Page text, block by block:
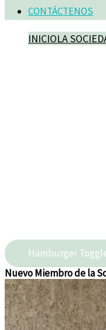
CONTÁCTENOS
INICIOLA
Hamburger
Nuevo Miembro de la